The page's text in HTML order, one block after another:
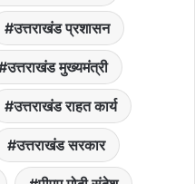
उत्तराखंड प्रशासन
उत्तराखंड मुख्यमंत्री
उत्तराखंड राहत कार्य
उत्तराखंड सरकार